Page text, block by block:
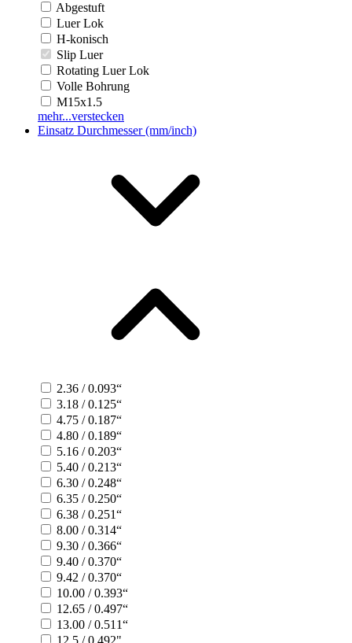
Abgestuft
Luer Lok
H-konisch
Slip Luer
Rotating Luer Lok
Volle Bohrung
M15x1.5
mehr...verstecken
Einsatz Durchmesser (mm/inch)
2.36 / 0.093“
3.18 / 0.125“
4.75 / 0.187“
4.80 / 0.189“
5.16 / 0.203“
5.40 / 0.213“
6.30 / 0.248“
6.35 / 0.250“
6.38 / 0.251“
8.00 / 0.314“
9.30 / 0.366“
9.40 / 0.370“
9.42 / 0.370“
10.00 / 0.393“
12.65 / 0.497“
13.00 / 0.511“
12.5 / 0.492"